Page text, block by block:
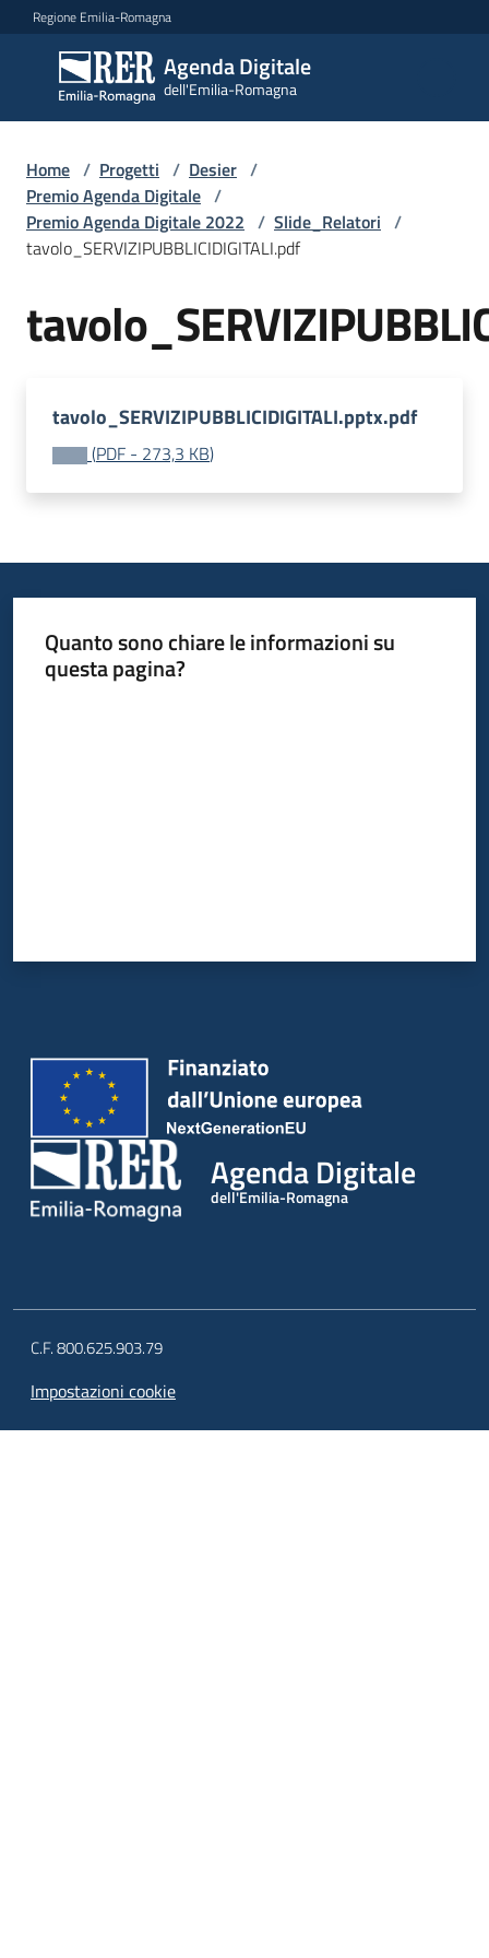
Vai al contenuto
Vai alla navigazione
Vai al footer
Regione Emilia-Romagna
Agenda Digitale
dell'Emilia-Romagna
Agenda
Digitale
dell'Emilia-
Novità
Dati
del
Governance
locale
Home / Progetti / Desier /
Premio Agenda Digitale /
Premio Agenda Digitale 2022 / Slide_Relatori /
tavolo_SERVIZIPUBBLICIDIGITALI.pdf
tavolo_SERVIZIPUBBLICIDIGITALI.pptx.pdf
(PDF - 273,3 KB)
Quanto sono chiare le informazioni su
questa pagina?
Agenda Digitale
dell'Emilia-Romagna
C.F. 800.625.903.79
Impostazioni cookie